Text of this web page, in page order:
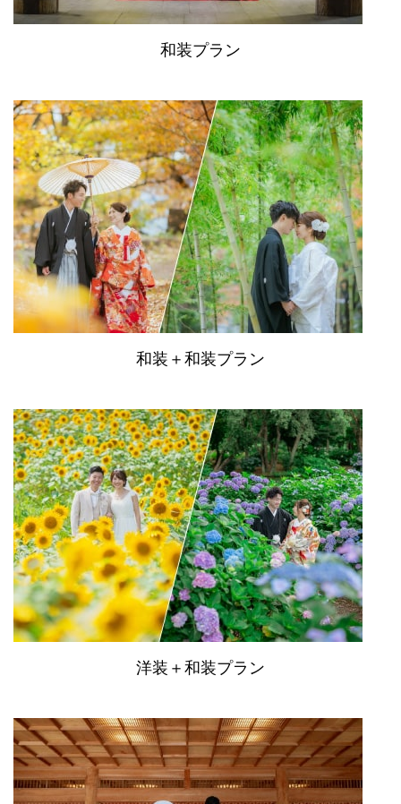
和装プラン
和装＋和装プラン
洋装＋和装プラン